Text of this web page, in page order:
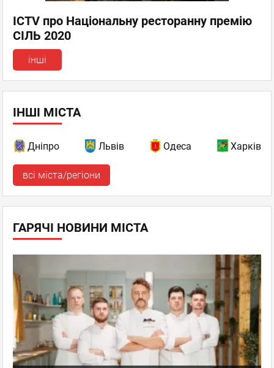
ICTV про Національну ресторанну премію
СІЛЬ 2020
інші
ІНШІ МІСТА
Дніпро Львів Одеса Харків
всі міста/регіони
ГАРЯЧІ НОВИНИ МІСТА